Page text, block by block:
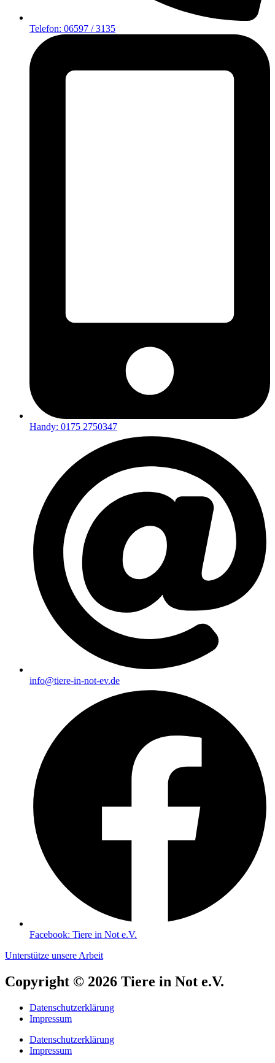
Telefon: 06597 / 3135
Handy: 0175 2750347
info@tiere-in-not-ev.de
Facebook: Tiere in Not e.V.
Unterstütze unsere Arbeit
Copyright © 2026 Tiere in Not e.V.
Datenschutzerklärung
Impressum
Datenschutzerklärung
Impressum